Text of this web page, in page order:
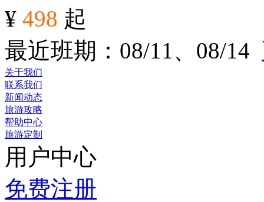
¥ 498 起
最近班期：08/11、08/14
关于我们
联系我们
新闻动态
旅游攻略
帮助中心
旅游定制
用户中心
免费注册